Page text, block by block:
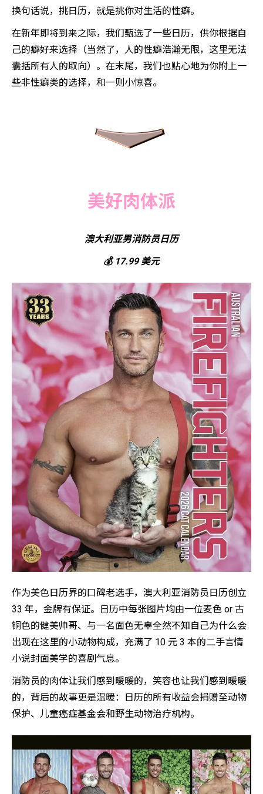
换句话说，挑日历，就是挑你对生活的性癖。
在新年即将到来之际，我们甄选了一些日历，供你根据自
己的癖好来选择（当然了，人的性癖浩瀚无限，这里无法
囊括所有人的取向）。在末尾，我们也贴心地为你附上一
些非性癖类的选择，和一则小惊喜。
美好肉体派
澳大利亚男消防员日历
💰 17.99 美元
作为美色日历界的口碑老选手，澳大利亚消防员日历创立
33 年，金牌有保证。日历中每张图片均由一位麦色 or 古
铜色的健美帅哥、与一名面色无辜全然不知自己为什么会
出现在这里的小动物构成，充满了 10 元 3 本的二手言情
小说封面美学的喜剧气息。
消防员的肉体让我们感到暖暖的，笑容也让我们感到暖暖
的，背后的故事更是温暖：日历的所有收益会捐赠至动物
保护、儿童癌症基金会和野生动物治疗机构。